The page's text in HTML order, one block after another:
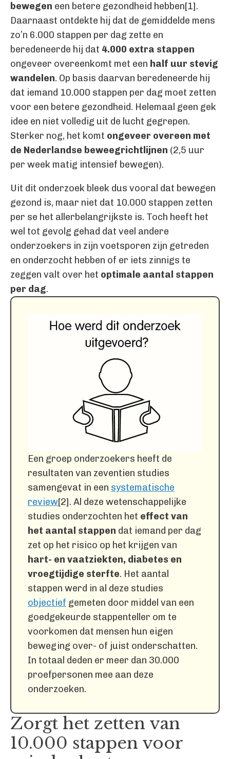
bewegen een betere gezondheid hebben[1].
Daarnaast ontdekte hij dat de gemiddelde mens
zo’n 6.000 stappen per dag zette en
beredeneerde hij dat 4.000 extra stappen
ongeveer overeenkomt met een half uur stevig
wandelen. Op basis daarvan beredeneerde hij
dat iemand 10.000 stappen per dag moet zetten
voor een betere gezondheid. Helemaal geen gek
idee en niet volledig uit de lucht gegrepen.
Sterker nog, het komt ongeveer overeen met
de Nederlandse beweegrichtlijnen (2,5 uur
per week matig intensief bewegen).
Uit dit onderzoek bleek dus vooral dat bewegen
gezond is, maar niet dat 10.000 stappen zetten
per se het allerbelangrijkste is. Toch heeft het
wel tot gevolg gehad dat veel andere
onderzoekers in zijn voetsporen zijn getreden
en onderzocht hebben of er iets zinnigs te
zeggen valt over het optimale aantal stappen
per dag.
Een groep onderzoekers heeft de
resultaten van zeventien studies
samengevat in een systematische
review[2]. Al deze wetenschappelijke
studies onderzochten het effect van
het aantal stappen dat iemand per dag
zet op het risico op het krijgen van
hart- en vaatziekten, diabetes en
vroegtijdige sterfte. Het aantal
stappen werd in al deze studies
objectief gemeten door middel van een
goedgekeurde stappenteller om te
voorkomen dat mensen hun eigen
beweging over- of juist onderschatten.
In totaal deden er meer dan 30.000
proefpersonen mee aan deze
onderzoeken.
Zorgt het zetten van
10.000 stappen voor